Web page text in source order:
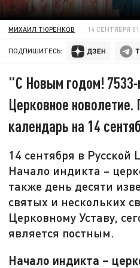
МИХАИЛ ТЮРЕНКОВ 14 СЕНТЯБРЯ
ПОДПИШИТЕСЬ:
"С Новым годом!
Церковное
календарь на 14
14 сентября в Русской
Начало индикта –
также день десяти
святых и нескольких
Церковному Уставу,
является постным.
Начало индикта –